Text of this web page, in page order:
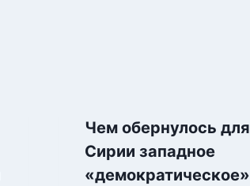
Чем обернулось для
Сирии западное
«демократическое»